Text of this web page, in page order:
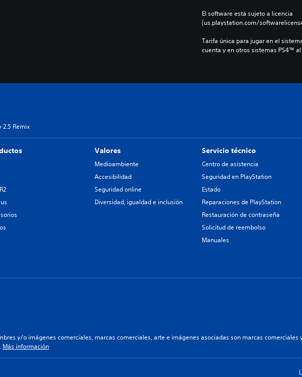
El software está sujeto a licencia
(us.playstation.com/
Tarifa única para jugar en el
cuenta y en otros sistemas PS4™
2.5 Remix
Valores
Medioambiente
Accesibilidad
Seguridad online
Diversidad, igualdad e inclusión
Servicio técnico
Centro de asistencia
Seguridad en PlayStation
Estado
Reparaciones de PlayStation
Restauración de contraseña
Solicitud de reembolso
Manuales
y/o imágenes comerciales, marcas comerciales, arte e imágenes asociadas son marcas
Más información